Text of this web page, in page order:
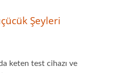
Şeyleri
keten test cihazı ve